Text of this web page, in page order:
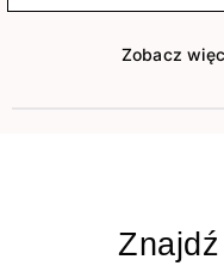
Zobacz